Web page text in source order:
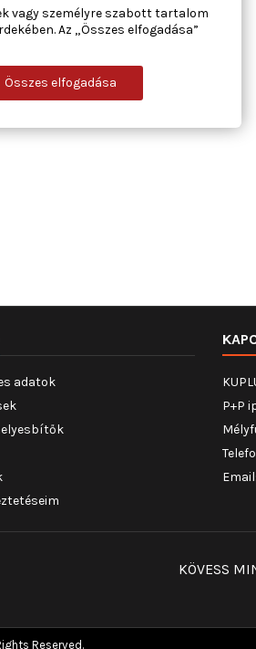
adatok
P+P
Email:
KÖVESS
Reserved.
vagy személyre szabott tartalom
Az „Összes elfogadása”
Összes elfogadása